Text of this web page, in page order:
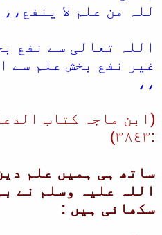
للہ من علم لا ینفع،،
اللہ تعالی سے نفع
غیر نفع بخش علم سے
،،
:٣٨٤٣)
ساتھ ہی ہمیں علم
اللہ علیہ وسلم نے
سکھائی ہیں :